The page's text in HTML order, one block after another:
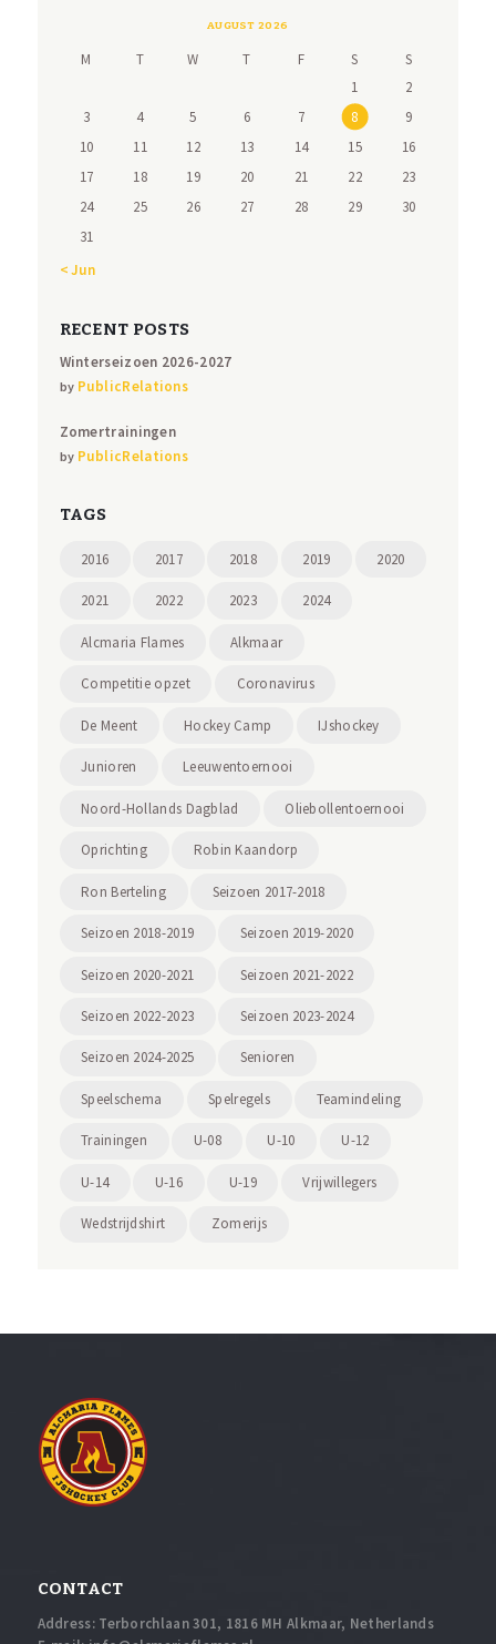
AUGUST 2026
M T W T F S
S
1
2
3
4 5 6 7 8
9
10
11 12 13 14 15
16
17
18 19 20 21 22
23
24
25 26 27 28 29
30
31
« Jun
RECENT POSTS
Winterseizoen 2026-2027
by PublicRelations
Zomertrainingen
by PublicRelations
TAGS
2016 2017 2018 2019 2020
2021 2022 2023 2024
Alcmaria Flames Alkmaar
Competitie opzet Coronavirus
De Meent Hockey Camp IJshockey
Junioren Leeuwentoernooi
Noord-Hollands Dagblad Oliebollentoernooi
Oprichting Robin Kaandorp
Ron Berteling Seizoen 2017-2018
Seizoen 2018-2019 Seizoen 2019-2020
Seizoen 2020-2021 Seizoen 2021-2022
Seizoen 2022-2023 Seizoen 2023-2024
Seizoen 2024-2025 Senioren
Speelschema Spelregels Teamindeling
Trainingen U-08 U-10 U-12
U-14 U-16 U-19 Vrijwillegers
Wedstrijdshirt Zomerijs
CONTACT
Address: Terborchlaan 301, 1816 MH Alkmaar, Netherlands